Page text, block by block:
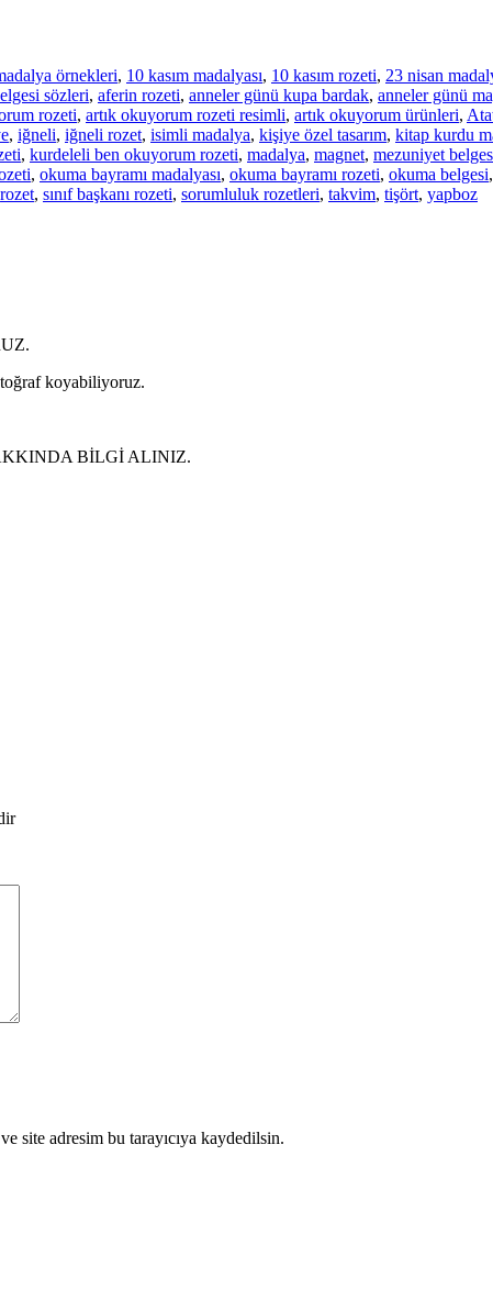
örnekleri, 10 kasım madalyası, 10 kasım rozeti, 23 nisan
sözleri, aferin rozeti, anneler günü kupa bardak, anneler günü
rozeti, artık okuyorum rozeti resimli, artık okuyorum ürünleri,
, iğneli, iğneli rozet, isimli madalya, kişiye özel tasarım, kitap kurdu
, kurdeleli ben okuyorum rozeti, madalya, magnet, mezuniyet
, okuma bayramı madalyası, okuma bayramı rozeti, okuma belgesi,
rozet, sınıf başkanı rozeti, sorumluluk rozetleri, takvim, tişört, yapboz
koyabiliyoruz.
BİLGİ ALINIZ.
site adresim bu tarayıcıya kaydedilsin.